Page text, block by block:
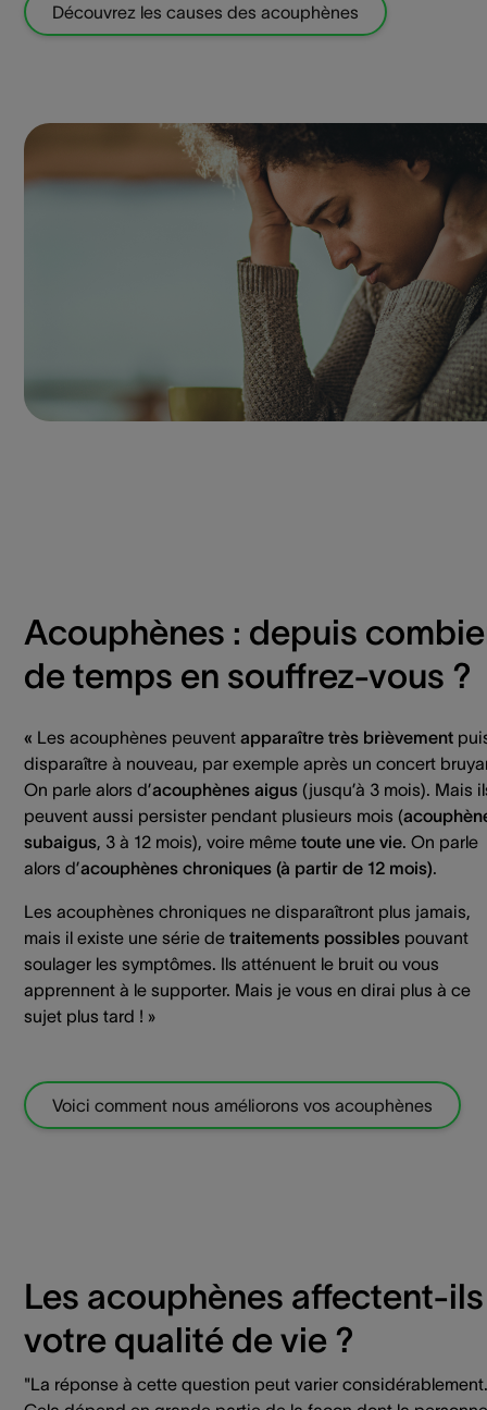
Découvrez les causes des acouphènes
Acouphènes : depuis
de temps en souffrez-vous ?
« Les acouphènes peuvent apparaître très brièvement
disparaître à nouveau, par exemple après un concert
On parle alors d’acouphènes aigus (jusqu’à 3 mois). Mais
peuvent aussi persister pendant plusieurs mois (
subaigus, 3 à 12 mois), voire même toute une vie. On parle
alors d’acouphènes chroniques (à partir de 12 mois).
Les acouphènes chroniques ne disparaîtront plus jamais,
mais il existe une série de traitements possibles pouvant
soulager les symptômes. Ils atténuent le bruit ou vous
apprennent à le supporter. Mais je vous en dirai plus à ce
sujet plus tard ! »
Voici comment nous améliorons vos acouphènes
Les acouphènes affectent-ils
votre qualité de vie ?
"La réponse à cette question peut varier considérablement.